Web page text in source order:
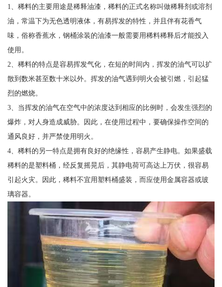
1、稀料的主要用途是稀释油漆，稀料的正式名称叫做稀释剂或溶剂
油，常温下为无色透明液体，有易挥发的特性，并且伴有花香气
味，俗称香蕉水，钢桶涂装的油漆一般需要用稀料稀释后才能投入
使用。
2、稀料的特点是容易挥发气化，在短的时间内，挥发的油气可以扩
散到数米甚至数十米以外。挥发的油气遇到明火会被引燃，引起猛
烈的燃烧。
3、当挥发的油气在空气中的浓度达到相应的比例时，会发生强烈的
爆炸，对人身造成威胁。因此，在使用过程中，要确保操作空间的
通风良好，并严禁使用明火。
4、稀料的另一特点是拥有良好的绝缘性，容易产生静电。如果盛载
稀料的是塑料桶，经反复摇晃后，其静电荷可高达上万伏，很容易
引起火灾。因此，稀料不宜用塑料桶盛装，而应使用金属容器或玻
璃容器。